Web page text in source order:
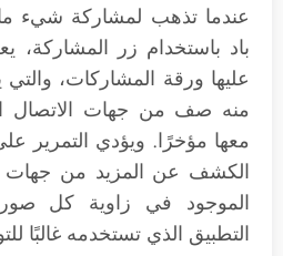
عندما تذهب لمشاركة شيء
عليها ورقة المشاركات،
منه صف من جهات الاتصال
معها مؤخرًا. ويؤدي التمرير
الكشف عن المزيد من جهات
الموجود في زاوية كل
التطبيق الذي تستخدمه غالبًا